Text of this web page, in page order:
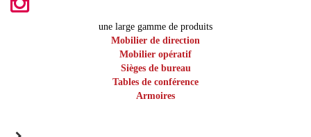
une large gamme de produits
Mobilier de direction
Mobilier opératif
Sièges de bureau
Tables de conférence
Armoires